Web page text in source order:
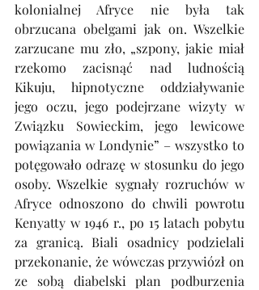
kolonialnej Afryce nie była tak
obrzucana obelgami jak on. Wszelkie
zarzucane mu zło, „szpony, jakie miał
rzekomo zacisnąć nad ludnością
Kikuju, hipnotyczne oddziaływanie
jego oczu, jego podejrzane wizyty w
Związku Sowieckim, jego lewicowe
powiązania w Londynie” – wszystko to
potęgowało odrazę w stosunku do jego
osoby. Wszelkie sygnały rozruchów w
Afryce odnoszono do chwili powrotu
Kenyatty w 1946 r., po 15 latach pobytu
za granicą. Biali osadnicy podzielali
przekonanie, że wówczas przywiózł on
ze sobą diabelski plan podburzenia